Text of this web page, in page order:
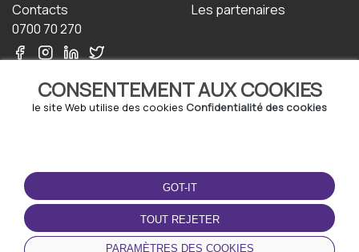
CONSENTEMENT AUX COOKIES
le site Web utilise des cookies Confidentialité des cookies
GOT-IT
TOUT REJETER
PARAMÈTRES DES COOKIES
Contacts
0700 70 270
Les partenaires
TERMS-OF-USE
Termes et conditions
Politique de confidentialité
Politique relative aux
cookies
TÉLÉCHARGEZ
L'APPLICATION